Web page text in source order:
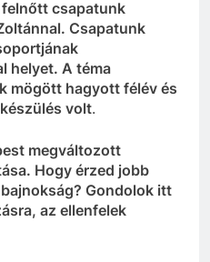
csapatunk
Csapatunk
helyet. A téma
mögött hagyott félév és
volt.
megváltozott
Hogy érzed jobb
Gondolok itt
az ellenfelek